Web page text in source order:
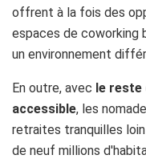
offrent à la fois des
espaces de coworking
un environnement
En outre, avec le reste
accessible, les
retraites tranquilles
de neuf millions